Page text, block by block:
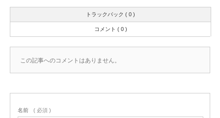
トラックバック ( 0 )
コメント ( 0 )
この記事へのコメントはありません。
名前 ( 必須 )